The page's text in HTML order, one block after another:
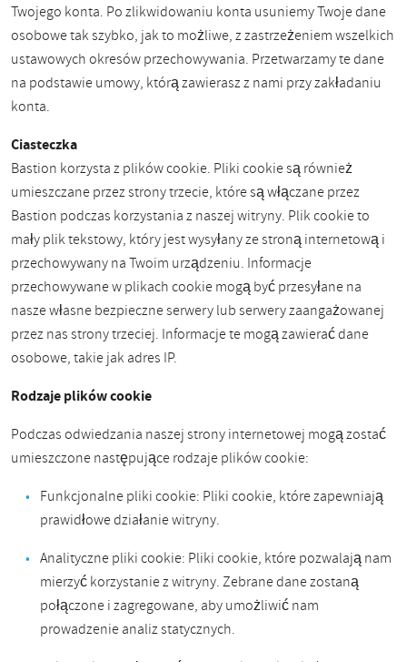
Twojego konta. Po zlikwidowaniu konta usuniemy Twoje dane
osobowe tak szybko, jak to możliwe, z zastrzeżeniem wszelkich
ustawowych okresów przechowywania. Przetwarzamy te dane
na podstawie umowy, którą zawierasz z nami przy zakładaniu
konta.
Ciasteczka
Bastion korzysta z plików cookie. Pliki cookie są również
umieszczane przez strony trzecie, które są włączane przez
Bastion podczas korzystania z naszej witryny. Plik cookie to
mały plik tekstowy, który jest wysyłany ze stroną internetową i
przechowywany na Twoim urządzeniu. Informacje
przechowywane w plikach cookie mogą być przesyłane na
nasze własne bezpieczne serwery lub serwery zaangażowanej
przez nas strony trzeciej. Informacje te mogą zawierać dane
osobowe, takie jak adres IP.
Rodzaje plików cookie
Podczas odwiedzania naszej strony internetowej mogą zostać
umieszczone następujące rodzaje plików cookie:
Funkcjonalne pliki cookie: Pliki cookie, które zapewniają
prawidłowe działanie witryny.
Analityczne pliki cookie: Pliki cookie, które pozwalają nam
mierzyć korzystanie z witryny. Zebrane dane zostaną
połączone i zagregowane, aby umożliwić nam
prowadzenie analiz statycznych.